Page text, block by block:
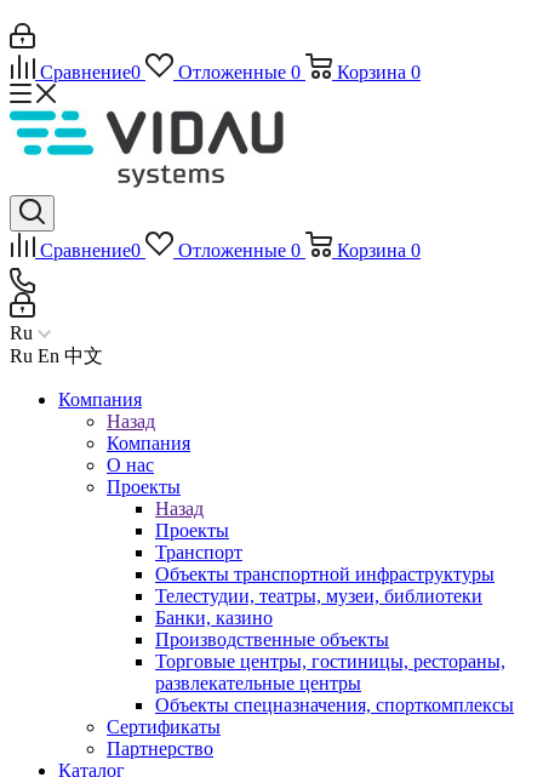
Сравнение0 Отложенные 0 Корзина 0
Сравнение0 Отложенные 0 Корзина 0
Ru
Ru En 中文
Компания
Назад
Компания
О нас
Проекты
Назад
Проекты
Транспорт
Объекты транспортной инфраструктуры
Телестудии, театры, музеи, библиотеки
Банки, казино
Производственные объекты
Торговые центры, гостиницы, рестораны,
развлекательные центры
Объекты спецназначения, спорткомплексы
Сертификаты
Партнерство
Каталог